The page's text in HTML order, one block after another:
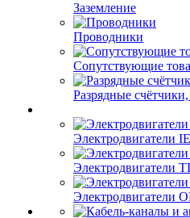
Заземление
Проводники
Сопутствующие
Разрядные
Электродвигатели
Электродвигатели
Электродвигатели